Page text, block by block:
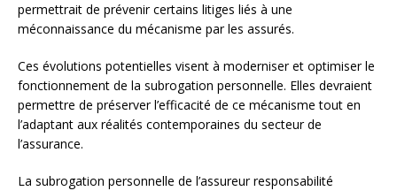
permettrait de prévenir certains litiges liés à une
méconnaissance du mécanisme par les assurés.
Ces évolutions potentielles visent à moderniser et optimiser le
fonctionnement de la subrogation personnelle. Elles devraient
permettre de préserver l’efficacité de ce mécanisme tout en
l’adaptant aux réalités contemporaines du secteur de
l’assurance.
La subrogation personnelle de l’assureur responsabilité